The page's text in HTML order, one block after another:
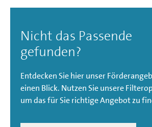
Nicht das Passende
gefunden?
Entdecken Sie hier unser
einen Blick. Nutzen Sie unsere
um das für Sie richtige Angebot zu